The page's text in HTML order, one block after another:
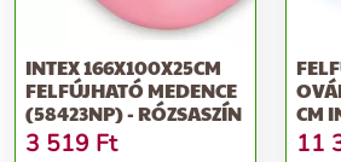
INTEX 166X100X25CM
FELFÚJHATÓ MEDENCE
(58423NP) - RÓZSASZÍN
3 519 Ft
CM
11